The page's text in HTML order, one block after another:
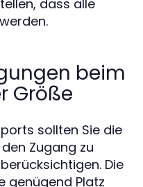
dass alle
beim
Größe
sollten Sie die
Zugang zu
Die
genügend Platz